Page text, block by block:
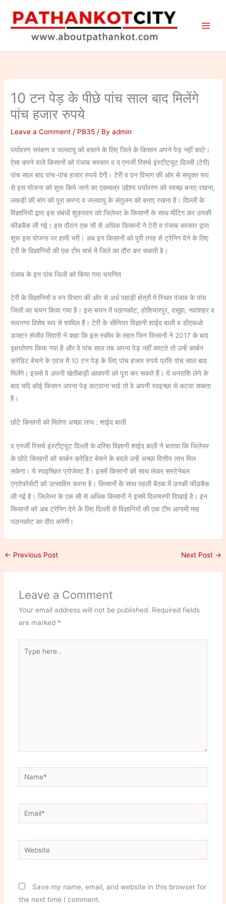
content
10 टन पेड़ के पीछे पांच साल बाद मिलेंगे
पांच हजार रुपये
Leave a Comment / PB35 / Byadmin
पर्यावरण सरंक्षण व जलवायु को बचाने के लिए जिले के किसान अपने पेड़ नहीं काटे।
ऐसा करने वाले किसानों को पंजाब सरकार व द एनर्जी रिसर्च इंस्टीट्यूट दिल्ली (टेरी)
पांच साल बाद पांच-पांच हजार रुपये देगी। टेरी व वन विभाग की ओर से संयुक्त रूप
से इस योजना को शुरू किये जाने का एकमात्र उद्देश्य पर्यावरण को स्वच्छ बनाए रखना,
लकड़ी की मांग को पूरा करना व जलवायु के संतुलन को बनाए रखना है। दिल्ली के
विज्ञानियों द्वारा इस संबंधी शुक्रवार को जिलेभर के किसानों के साथ मीटिग कर उनकी
फीडबैक ली गई। इस दौरान एक सौ से अधिक किसानों ने टेरी व पंजाब सरकार द्वारा
शुरू इस योजना पर हामी भरी। अब इन किसानों को पूरी तरह से ट्रेनिग देने के लिए
टेरी के विज्ञानियों की एक टीम मार्च में जिले का दौरा कर सकती है।
पंजाब के इन पांच जिलों को किया गया चयनित
टेरी के विज्ञानियों व वन विभाग की ओर से अर्ध पहाड़ी क्षेत्रों में स्थित पंजाब के पांच
जिलों का चयन किया गया है। इस चयन में पठानकोट, होशियारपुर, दसूहा, नवांशहर व
रूपनगर विशेष रूप से शामिल हैं। टेरी के सीनियर विज्ञानी शाईद बाली व डीएफओ
डाक्टर संजीव तिवारी ने कहा कि इस स्कीम के तहत जिन किसानों ने 2017 के बाद
वृक्षारोपण किया गया है और वे पांच साल तब अपना पेड़ नहीं काटते तो उन्हें कार्बन
क्रेडिट बेचने के एवज में 10 टन पेड़ के लिए पांच हजार रुपये प्रति पांच साल बाद
मिलेंगे। इससे वे अपनी खेतीबाड़ी आदमनी को पूरा कर सकते हैं। ये धनराशि लेने के
बाद यदि कोई किसान अपना पेड़ कटवाना चाहे तो वे अपनी स्वइच्छा से कटवा सकता
है।
छोटे किसानों को मिलेगा अच्छा लाभ : शाईद बाली
द एनर्जी रिसर्च इंस्टीट्यूट दिल्ली के वरिष्ठ विज्ञानी शाईद बाली ने बताया कि जिलेभर
के छोटे किसानों को कार्बन क्रेडिट बेचने के बदले उन्हें अच्छा वित्तीय लाभ मिल
सकेगा। ये स्वइच्छित प्रोजेक्ट हैं। इसमें किसानों को साथ लेकर सस्टेनेबल
एग्रोफोर्सटी को उत्साहित करना है। किसानों के साथ पहली बैठक में उनकी फीडबैक
ली गई है। जिलेभर के एक सौ से अधिक किसानों ने इसमें दिलचस्पी दिखाई है। इन
किसानों को अब ट्रेनिग देने के लिए दिल्ली से विज्ञानियों की एक टीम आगामी माह
पठानकोट का दौरा करेगी।
← Previous Post Next Post →
Leave a Comment
Your email address will not be published. Required fields
are marked *
here..
Name*
Email*
Website
Save my name, email, and website in this browser for
the next time I comment.